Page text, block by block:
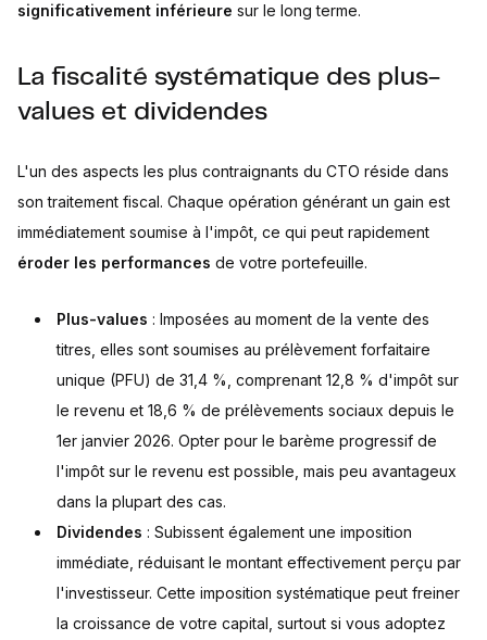
significativement inférieure sur le long terme.
La fiscalité systématique des plus-
values et dividendes
L'un des aspects les plus contraignants du CTO réside dans
son traitement fiscal. Chaque opération générant un gain est
immédiatement soumise à l'impôt, ce qui peut rapidement
éroder les performances de votre portefeuille.
Plus-values : Imposées au moment de la vente des
titres, elles sont soumises au prélèvement forfaitaire
unique (PFU) de 31,4 %, comprenant 12,8 % d'impôt sur
le revenu et 18,6 % de prélèvements sociaux depuis le
1er janvier 2026. Opter pour le barème progressif de
l'impôt sur le revenu est possible, mais peu avantageux
dans la plupart des cas.
Dividendes : Subissent également une imposition
immédiate, réduisant le montant effectivement perçu par
l'investisseur. Cette imposition systématique peut freiner
la croissance de votre capital, surtout si vous adoptez